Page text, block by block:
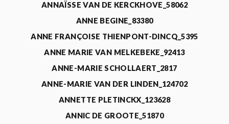
ANNAÏSSE VAN DE KERCKHOVE_58062
ANNE BEGINE_83380
ANNE FRANÇOISE THIENPONT-DINCQ_5395
ANNE MARIE VAN MELKEBEKE_92413
ANNE-MARIE SCHOLLAERT_2817
ANNE-MARIE VAN DER LINDEN_124702
ANNETTE PLETINCKX_123628
ANNIC DE GROOTE_51870